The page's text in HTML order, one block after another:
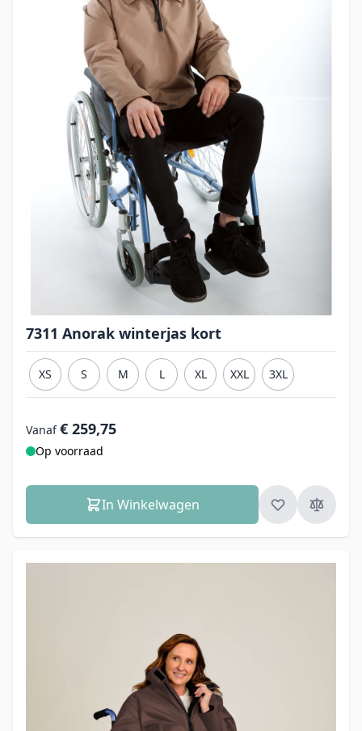
7311 Anorak winterjas kort
XS S M L XL XXL 3XL
Vanaf € 259,75
Op voorraad
In Winkelwagen